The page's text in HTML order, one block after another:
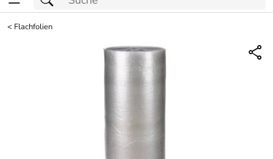
< Flachfolien